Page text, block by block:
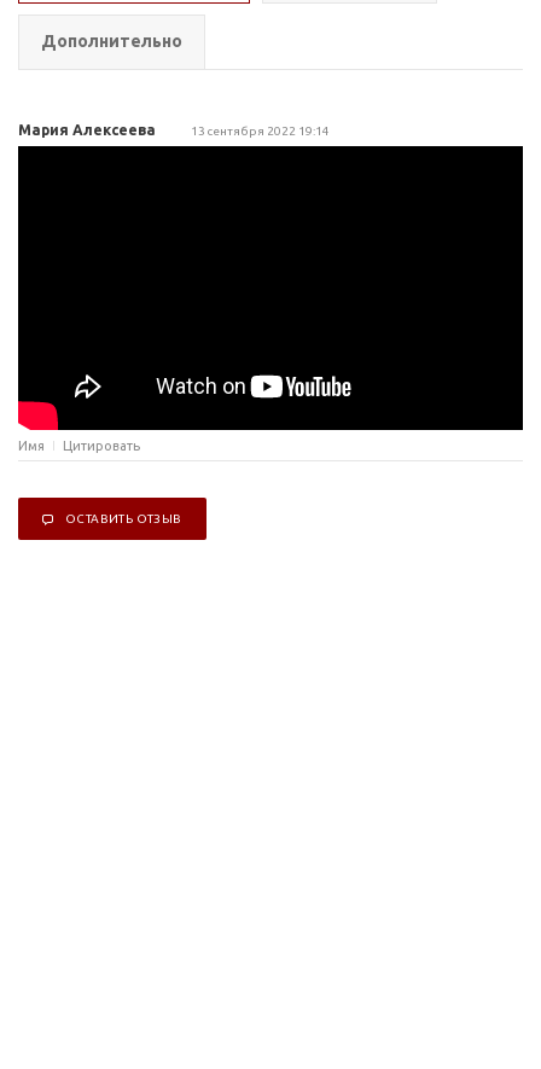
Дополнительно
Мария Алексеева 13 сентября 2022 19:14
Имя Цитировать
ОСТАВИТЬ ОТЗЫВ